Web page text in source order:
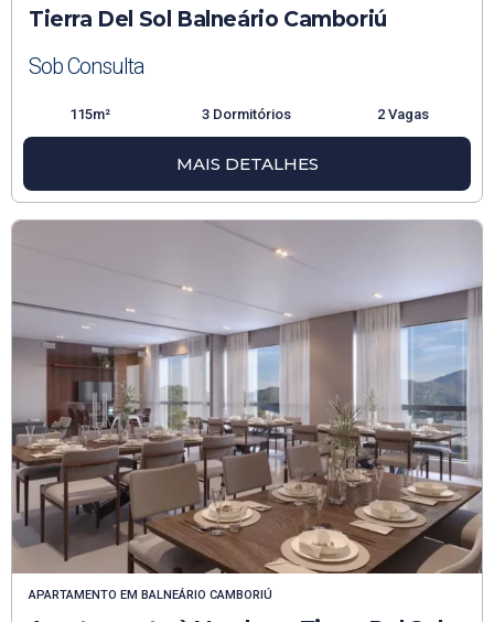
Tierra Del Sol Balneário Camboriú
Sob Consulta
115m² 3 Dormitórios 2 Vagas
MAIS DETALHES
APARTAMENTO EM BALNEÁRIO CAMBORIÚ